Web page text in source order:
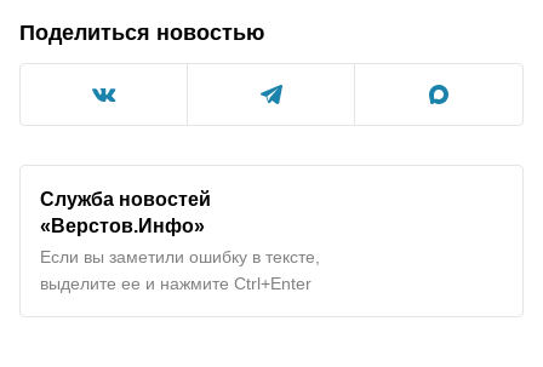
Поделиться новостью
Служба новостей
«Верстов.Инфо»
Если вы заметили ошибку в тексте,
выделите ее и нажмите Ctrl+Enter